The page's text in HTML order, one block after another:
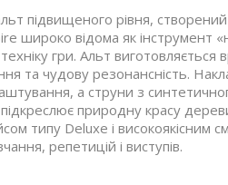
підвищеного рівня,
широко відома як
гри. Альт виготовляється
та чудову резонансність.
а струни з
природну красу
типу Deluxe і високоякісним
репетицій і виступів.